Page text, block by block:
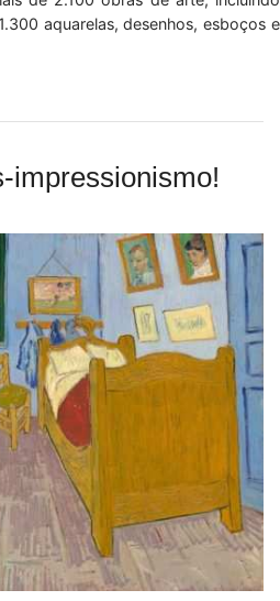
aquarelas, desenhos, esboços e
impressionismo!